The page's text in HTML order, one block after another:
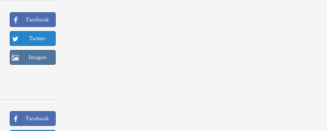
Facebook
Twitter
Imagen
Facebook